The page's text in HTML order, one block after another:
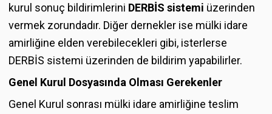
kurul sonuç bildirimlerini DERBİS sistemi üzerinden
vermek zorundadır. Diğer dernekler ise mülki idare
amirliğine elden verebilecekleri gibi, isterlerse
DERBİS sistemi üzerinden de bildirim yapabilirler.
Genel Kurul Dosyasında Olması Gerekenler
Genel Kurul sonrası mülki idare amirliğine teslim